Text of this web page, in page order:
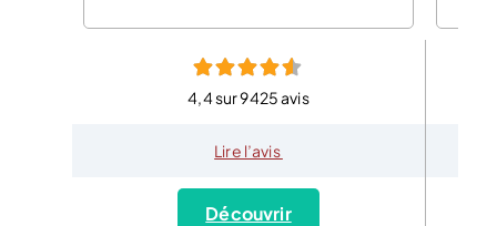
4,4 sur 9425 avis
Lire l’avis
Découvrir